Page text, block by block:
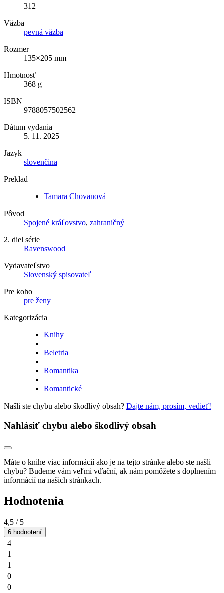
312
Väzba
pevná väzba
Rozmer
135×205 mm
Hmotnosť
368 g
ISBN
9788057502562
Dátum vydania
5. 11. 2025
Jazyk
slovenčina
Preklad
Tamara Chovanová
Pôvod
Spojené kráľovstvo, zahraničný
2. diel série
Ravenswood
Vydavateľstvo
Slovenský spisovateľ
Pre koho
pre ženy
Kategorizácia
Knihy
Beletria
Romantika
Romantické
Našli ste chybu alebo škodlivý obsah? Dajte nám, prosím, vedieť!
Nahlásiť chybu alebo škodlivý obsah
Máte o knihe viac informácií ako je na tejto stránke alebo ste našli
chybu? Budeme vám veľmi vďační, ak nám pomôžete s doplnením
informácií na našich stránkach.
Hodnotenia
4,5 / 5
6 hodnotení
4
1
1
0
0